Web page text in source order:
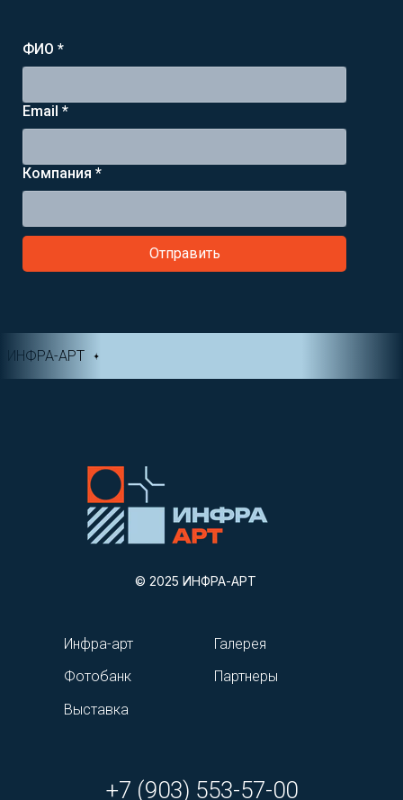
ИНФРА-АРТ
ФИО *
Email *
Компания *
Отправить
+7 (903) 553-57-00
Галерея
Партнеры
Инфра-арт
Фотобанк
Выставка
© 2025 ИНФРА-АРТ